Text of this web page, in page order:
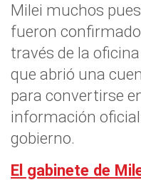
Milei muchos
fueron
través de la
que abrió una
para convertirse
información
gobierno.
El gabinete de